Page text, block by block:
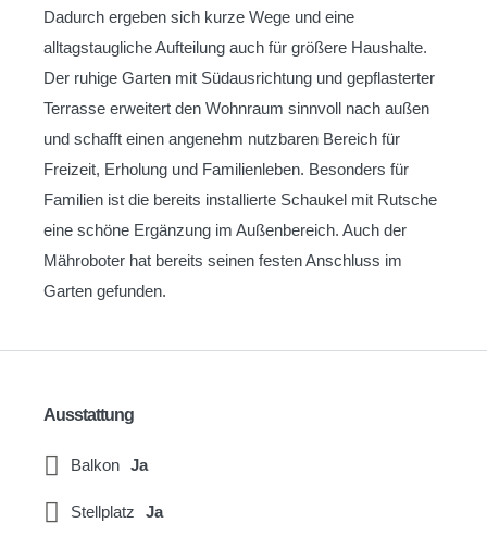
Dadurch ergeben sich kurze Wege und eine
alltagstaugliche Aufteilung auch für größere Haushalte.
Der ruhige Garten mit Südausrichtung und gepflasterter
Terrasse erweitert den Wohnraum sinnvoll nach außen
und schafft einen angenehm nutzbaren Bereich für
Freizeit, Erholung und Familienleben. Besonders für
Familien ist die bereits installierte Schaukel mit Rutsche
eine schöne Ergänzung im Außenbereich. Auch der
Mähroboter hat bereits seinen festen Anschluss im
Garten gefunden.
Ausstattung
Balkon Ja
Stellplatz Ja